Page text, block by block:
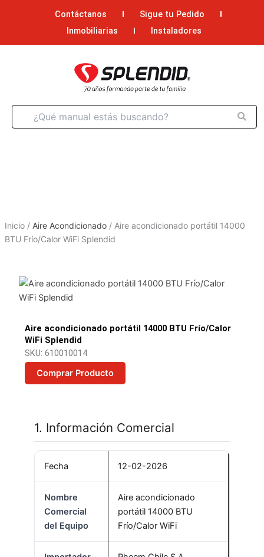
Contáctanos
Sigue tu Pedido
Inmobiliarias
Instaladores
Inicio/ Aire Acondicionado / Aire acondicionado portátil 14000
BTU Frío/Calor WiFi Splendid
Aire acondicionado portátil 14000 BTU Frío/Calor
WiFi Splendid
SKU: 610010014
Comprar Producto
1. Información Comercial
Fecha 12-02-2026
Nombre
Comercial
del Equipo
Aire acondicionado
portátil 14000 BTU
Frío/Calor WiFi